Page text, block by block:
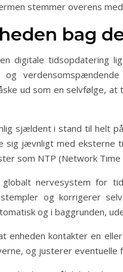
stemmer overens
bag
digitale tidsopdatering
og
ud som en selvfølge,
sjældent i stand til helt
sig jævnligt med eksterne
som NTP (Network Time
nervesystem for
og korrigerer
og i baggrunden,
enheden kontakter en
og justerer eventuelle